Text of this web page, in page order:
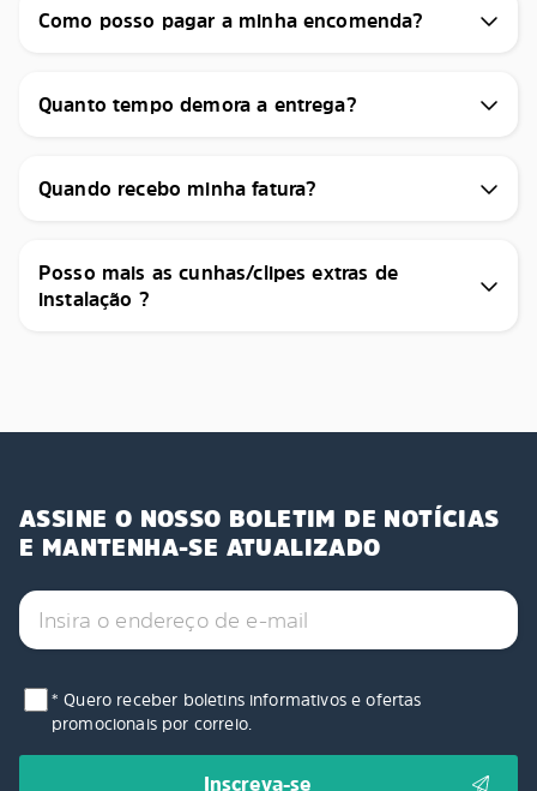
Como posso pagar a minha encomenda?
Quanto tempo demora a entrega?
Quando recebo minha fatura?
Posso mais as cunhas/clipes extras de
instalação ?
ASSINE O NOSSO BOLETIM DE NOTÍCIAS
E MANTENHA-SE ATUALIZADO
* Quero receber boletins informativos e ofertas
promocionais por correio.